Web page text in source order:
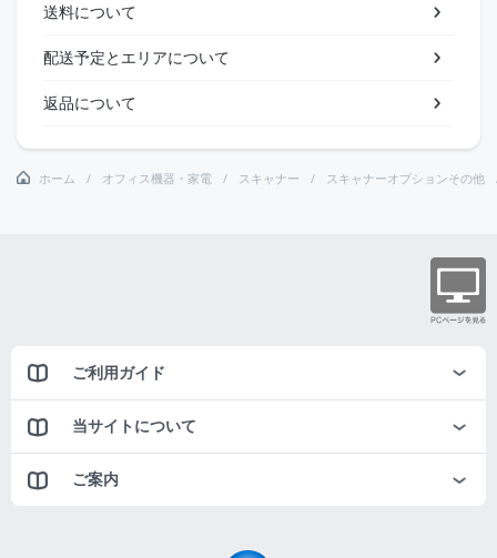
送料について
配送予定とエリアについて
返品について
ホーム オフィス機器・家電 スキャナー スキャナーオプションその他
ご利用ガイド
当サイトについて
ご案内